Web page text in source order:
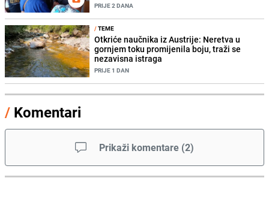
PRIJE 2 DANA
/TEME
Otkriće naučnika iz Austrije: Neretva u
gornjem toku promijenila boju, traži se
nezavisna istraga
PRIJE 1 DAN
/ Komentari
Prikaži komentare (2)